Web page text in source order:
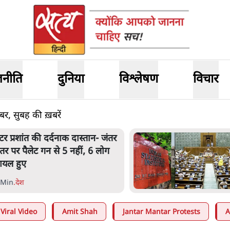
दुनिया विश्लेषण विचार
सुबह की ख़बरें
प्रशांत की दर्दनाक दास्तान- जंतर
पर पैलेट गन से 5 नहीं, 6 लोग
हुए
.देश
Viral Video Amit Shah Jantar Mantar Protests